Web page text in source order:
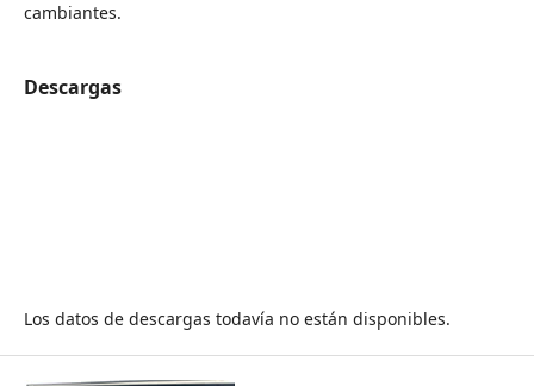
cambiantes.
Descargas
Los datos de descargas todavía no están disponibles.